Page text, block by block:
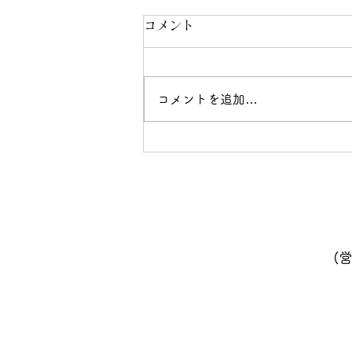
７月号の会報が完成しまし
コメント
コメントを追加…
(